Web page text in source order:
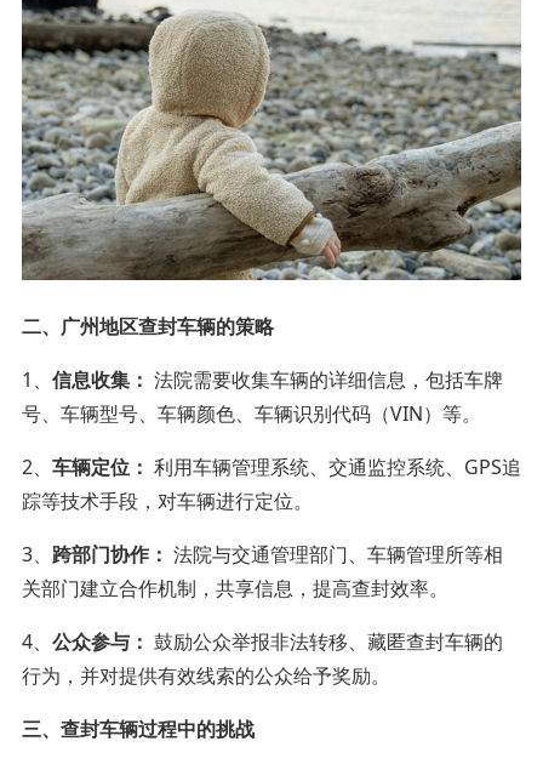
二、广州地区查封车辆的策略
1、 信息收集： 法院需要收集车辆的详细信息，包括车牌
号、车辆型号、车辆颜色、车辆识别代码（VIN）等。
2、 车辆定位： 利用车辆管理系统、交通监控系统、GPS追
踪等技术手段，对车辆进行定位。
3、 跨部门协作： 法院与交通管理部门、车辆管理所等相
关部门建立合作机制，共享信息，提高查封效率。
4、 公众参与： 鼓励公众举报非法转移、藏匿查封车辆的
行为，并对提供有效线索的公众给予奖励。
三、查封车辆过程中的挑战